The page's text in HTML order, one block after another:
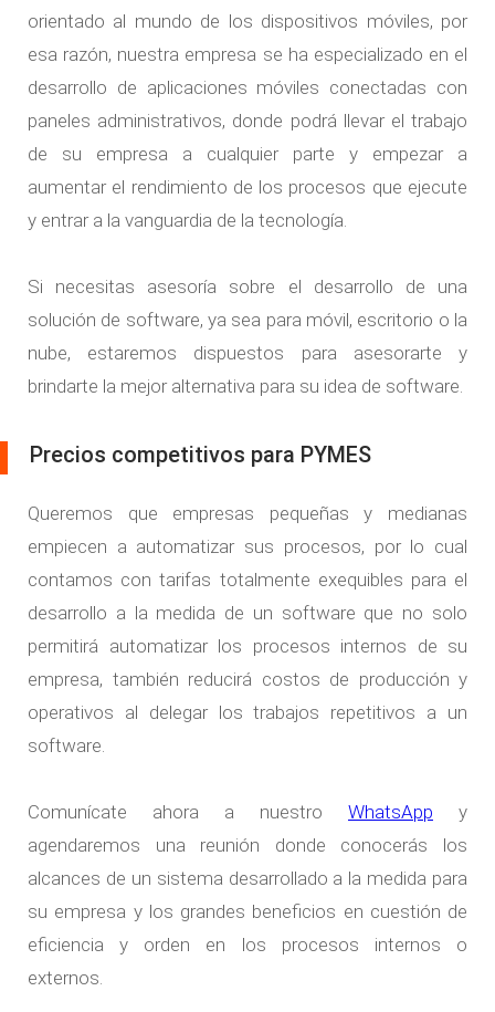
orientado al mundo de los dispositivos móviles, por
esa razón, nuestra empresa se ha especializado en el
desarrollo de aplicaciones móviles conectadas con
paneles administrativos, donde podrá llevar el trabajo
de su empresa a cualquier parte y empezar a
aumentar el rendimiento de los procesos que ejecute
y entrar a la vanguardia de la tecnología.
Si necesitas asesoría sobre el desarrollo de una
solución de software, ya sea para móvil, escritorio o la
nube, estaremos dispuestos para asesorarte y
brindarte la mejor alternativa para su idea de software.
Precios competitivos para PYMES
Queremos que empresas pequeñas y medianas
empiecen a automatizar sus procesos, por lo cual
contamos con tarifas totalmente exequibles para el
desarrollo a la medida de un software que no solo
permitirá automatizar los procesos internos de su
empresa, también reducirá costos de producción y
operativos al delegar los trabajos repetitivos a un
software.
Comunícate ahora a nuestro WhatsApp y
agendaremos una reunión donde conocerás los
alcances de un sistema desarrollado a la medida para
su empresa y los grandes beneficios en cuestión de
eficiencia y orden en los procesos internos o
externos.